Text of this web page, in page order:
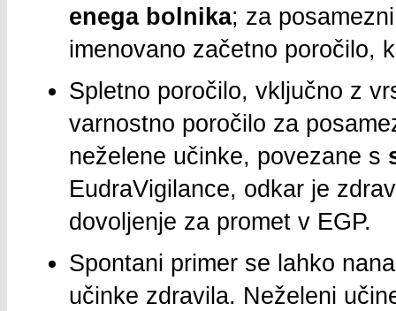
enega bolnika; za
imenovano začetno poročilo,
Spletno poročilo, vključno z
varnostno poročilo za
neželene učinke, povezane s
EudraVigilance, odkar je
dovoljenje za promet v EGP.
Spontani primer se lahko
učinke zdravila. Neželeni